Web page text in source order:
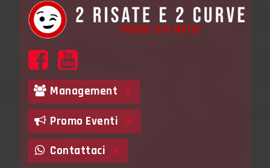
Management
Promo Eventi
Contattaci